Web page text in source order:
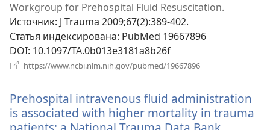
Workgroup for Prehospital Fluid Resuscitation.
Источник‎: J Trauma 2009;67(2):389-402.
Статья индексирована‎: PubMed 19667896
DOI‎: 10.1097/TA.0b013e3181a8b26f
https://www.ncbi.nlm.nih.gov/pubmed/19667896
окне)
Prehospital intravenous fluid administration
is associated with higher mortality in trauma